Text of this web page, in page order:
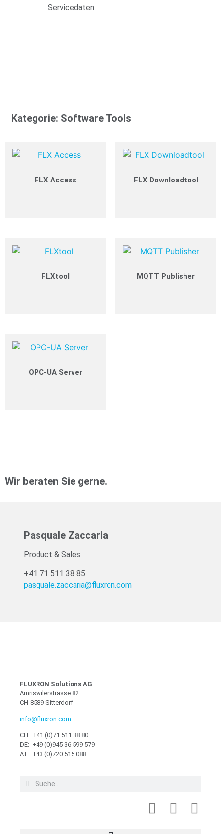
Servicedaten
Kategorie: Software Tools
FLX Access FLX Downloadtool
FLXtool MQTT Publisher
OPC-UA Server
Wir beraten Sie gerne.
Pasquale Zaccaria
Product & Sales
+41 71 511 38 85
pasquale.zaccaria@fluxron.com
FLUXRON Solutions AG
Amriswilerstrasse 82
CH-8589 Sitterdorf
info@fluxron.com
CH: +41 (0)71 511 38 80
DE: +49 (0)945 36 599 579
AT: +43 (0)720 515 088